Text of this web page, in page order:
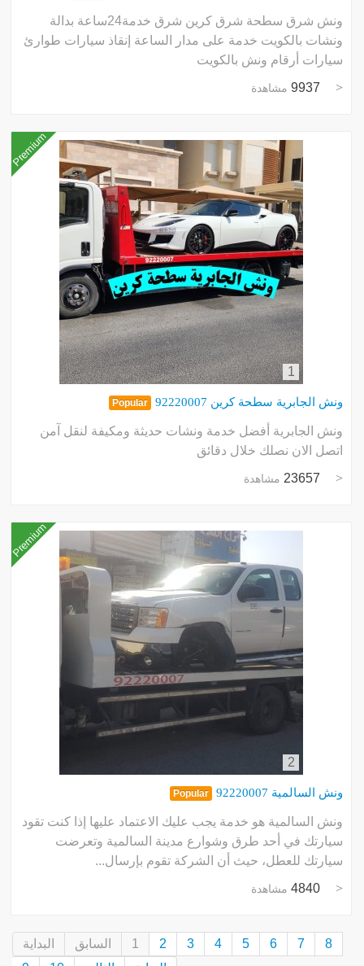
ونش شرق سطحة شرق كرين شرق خدمة24ساعة بدالة
ونشات بالكويت خدمة على مدار الساعة إنقاذ سيارات طوارئ
سيارات أرقام ونش بالكويت
9937 مشاهدة
Premium
1
ونش الجابرية سطحة كرين 92220007 Popular
ونش الجابرية أفضل خدمة ونشات حديثة ومكيفة لنقل آمن
اتصل الان نصلك خلال دقائق
23657 مشاهدة
Premium
2
ونش السالمية 92220007 Popular
ونش السالمية هو خدمة يجب عليك الاعتماد عليها إذا كنت تقود
سيارتك في أحد طرق وشوارع مدينة السالمية وتعرضت
سيارتك للعطل، حيث أن الشركة تقوم بإرسال...
4840 مشاهدة
البداية السابق 1 2 3 4 5 6 7
8